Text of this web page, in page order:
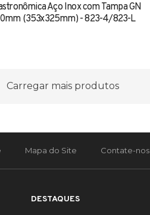
Aço Inox com Tampa GN
(353x325mm) - 823-4/823-L
Carregar mais produtos
Mapa do Site Contate-nos
DESTAQUES